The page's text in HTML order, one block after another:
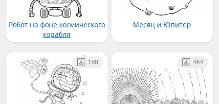
Робот на фоне космического
корабля
Месяц и Юпитер
188 464